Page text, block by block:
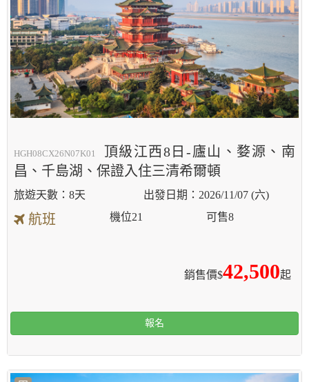
HGH08CX26N07K01
頂級江西8日-廬山、婺源、南
昌、千島湖、保證入住三清希爾頓
8天 2026/11/07 (六)
航班
銷售價$42,500起
機位21 可售8
報名